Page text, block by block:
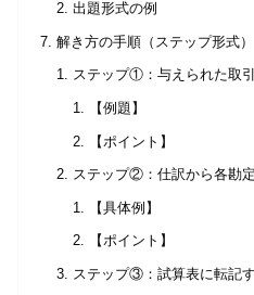
出題形式の例
解き方の手順（ステップ形式）
ステップ①：与えられた取
【例題】
【ポイント】
ステップ②：仕訳から各勘
【具体例】
【ポイント】
ステップ③：試算表に転記